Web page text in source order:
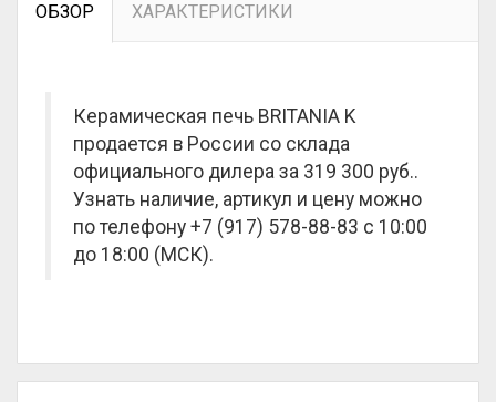
ОБЗОР ХАРАКТЕРИСТИКИ
Керамическая печь BRITANIA K
продается в России со склада
официального дилера за 319 300 руб..
Узнать наличие, артикул и цену можно
по телефону +7 (917) 578-88-83 с 10:00
до 18:00 (МСК).